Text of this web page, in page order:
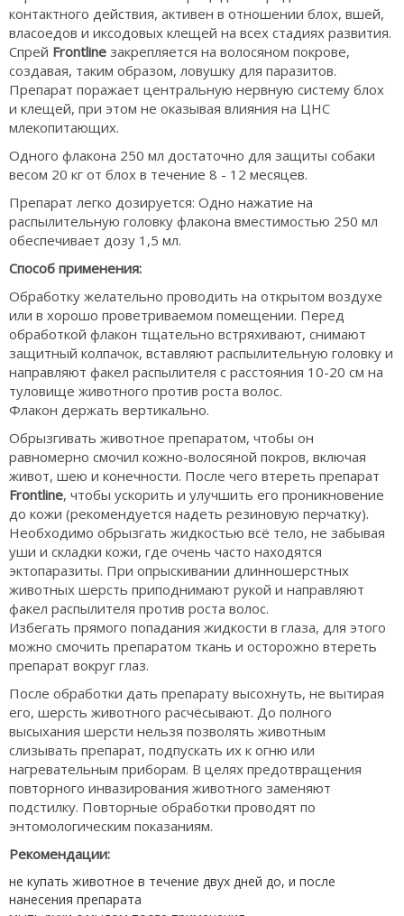
контактного действия, активен в отношении блох, вшей,
власоедов и иксодовых клещей на всех стадиях развития.
Спрей Frontline закрепляется на волосяном покрове,
создавая, таким образом, ловушку для паразитов.
Препарат поражает центральную нервную систему блох
и клещей, при этом не оказывая влияния на ЦНС
млекопитающих.
Одного флакона 250 мл достаточно для защиты собаки
весом 20 кг от блох в течение 8 - 12 месяцев.
Препарат легко дозируется: Одно нажатие на
распылительную головку флакона вместимостью 250 мл
обеспечивает дозу 1,5 мл.
Способ применения:
Обработку желательно проводить на открытом воздухе
или в хорошо проветриваемом помещении. Перед
обработкой флакон тщательно встряхивают, снимают
защитный колпачок, вставляют распылительную головку и
направляют факел распылителя с расстояния 10-20 см на
туловище животного против роста волос.
Флакон держать вертикально.
Обрызгивать животное препаратом, чтобы он
равномерно смочил кожно-волосяной покров, включая
живот, шею и конечности. После чего втереть препарат
Frontline, чтобы ускорить и улучшить его проникновение
до кожи (рекомендуется надеть резиновую перчатку).
Необходимо обрызгать жидкостью всё тело, не забывая
уши и складки кожи, где очень часто находятся
эктопаразиты. При опрыскивании длинношерстных
животных шерсть приподнимают рукой и направляют
факел распылителя против роста волос.
Избегать прямого попадания жидкости в глаза, для этого
можно смочить препаратом ткань и осторожно втереть
препарат вокруг глаз.
После обработки дать препарату высохнуть, не вытирая
его, шерсть животного расчёсывают. До полного
высыхания шерсти нельзя позволять животным
слизывать препарат, подпускать их к огню или
нагревательным приборам. В целях предотвращения
повторного инвазирования животного заменяют
подстилку. Повторные обработки проводят по
энтомологическим показаниям.
Рекомендации:
не купать животное в течение двух дней до, и после
нанесения препарата